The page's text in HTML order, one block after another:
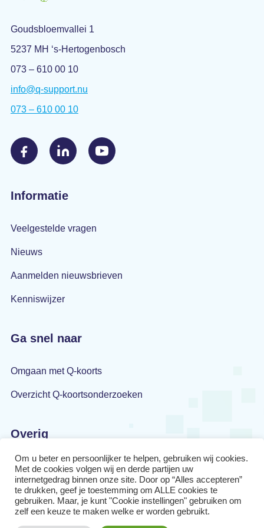
Goudsbloemvallei 1
5237 MH ‘s-Hertogenbosch
073 – 610 00 10
info@q-support.nu
073 – 610 00 10
Informatie
Veelgestelde vragen
Nieuws
Aanmelden nieuwsbrieven
Kenniswijzer
Ga snel naar
Omgaan met Q-koorts
Overzicht Q-koortsonderzoeken
Overig
Privacyverklaring
Disclaimer
Cookiebeleid
Om u beter en persoonlijker te helpen, gebruiken wij cookies.
Met de cookies volgen wij en derde partijen uw
internetgedrag binnen onze site. Door op “Alles accepteren”
te drukken, geef je toestemming om ALLE cookies te
gebruiken. Maar, je kunt "Cookie instellingen" gebruiken om
zelf een keuze te maken welke er worden gebruikt.